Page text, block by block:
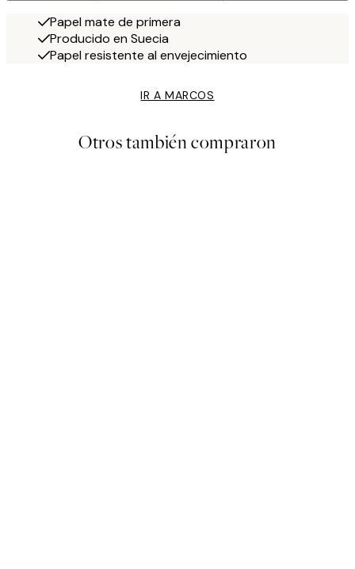
Papel mate de primera
Producido en Suecia
Papel resistente al envejecimiento
IR A MARCOS
Otros también compraron